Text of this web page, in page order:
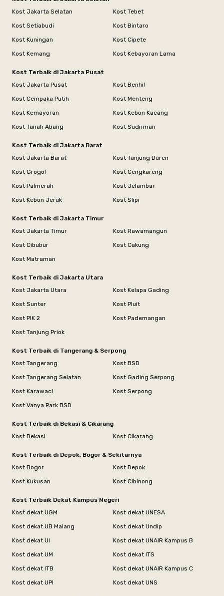
Kost Jakarta Selatan
Kost Tebet
Kost Setiabudi
Kost Bintaro
Kost Kuningan
Kost Cipete
Kost Kemang
Kost Kebayoran Lama
Kost Terbaik di Jakarta Pusat
Kost Jakarta Pusat
Kost Benhil
Kost Cempaka Putih
Kost Menteng
Kost Kemayoran
Kost Kebon Kacang
Kost Tanah Abang
Kost Sudirman
Kost Terbaik di Jakarta Barat
Kost Jakarta Barat
Kost Tanjung Duren
Kost Grogol
Kost Cengkareng
Kost Palmerah
Kost Jelambar
Kost Kebon Jeruk
Kost Slipi
Kost Terbaik di Jakarta Timur
Kost Jakarta Timur
Kost Rawamangun
Kost Cibubur
Kost Cakung
Kost Matraman
Kost Terbaik di Jakarta Utara
Kost Jakarta Utara
Kost Kelapa Gading
Kost Sunter
Kost Pluit
Kost PIK 2
Kost Pademangan
Kost Tanjung Priok
Kost Terbaik di Tangerang & Serpong
Kost Tangerang
Kost BSD
Kost Tangerang Selatan
Kost Gading Serpong
Kost Karawaci
Kost Serpong
Kost Vanya Park BSD
Kost Terbaik di Bekasi & Cikarang
Kost Bekasi
Kost Cikarang
Kost Terbaik di Depok, Bogor & Sekitarnya
Kost Bogor
Kost Depok
Kost Kukusan
Kost Cibinong
Kost Terbaik Dekat Kampus Negeri
Kost dekat UGM
Kost dekat UNESA
Kost dekat UB Malang
Kost dekat Undip
Kost dekat UI
Kost dekat UNAIR Kampus B
Kost dekat UM
Kost dekat ITS
Kost dekat ITB
Kost dekat UNAIR Kampus C
Kost dekat UPI
Kost dekat UNS